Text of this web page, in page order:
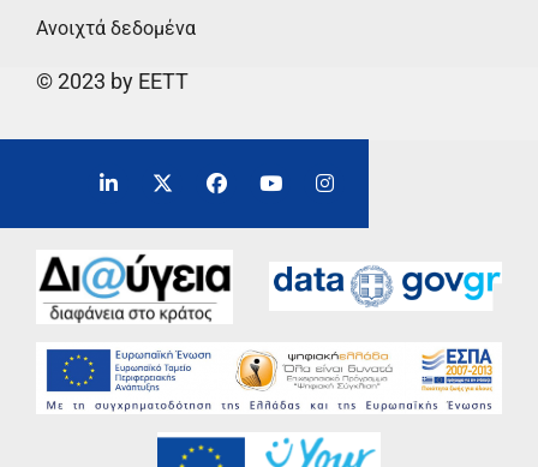
Ανοιχτά δεδομένα
© 2023 by EETT